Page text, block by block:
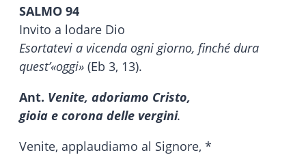
SALMO 94
Invito a lodare Dio
Esortatevi a vicenda ogni giorno, finché dura
quest’«oggi» (Eb 3, 13).
Ant. Venite, adoriamo Cristo,
gioia e corona delle vergini.
Venite, applaudiamo al Signore, *